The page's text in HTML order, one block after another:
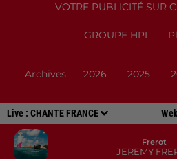
Live : CHANTE FRANCE
Frerot
JEREMY
VOTRE PUBLICITÉ SUR
GROUPE HPI
Archives 2026 2025